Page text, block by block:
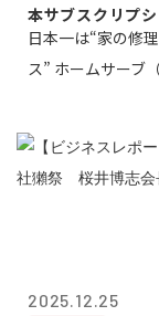
本サブスクリプ
ネス大賞20...
日本一は“家の修
ス” ホームサーブ（
2025.12.25